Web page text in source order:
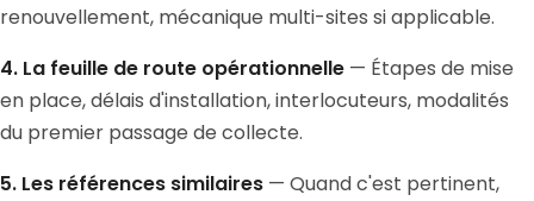
renouvellement, mécanique multi-sites si applicable.
4. La feuille de route opérationnelle — Étapes de mise
en place, délais d'installation, interlocuteurs, modalités
du premier passage de collecte.
5. Les références similaires — Quand c'est pertinent,